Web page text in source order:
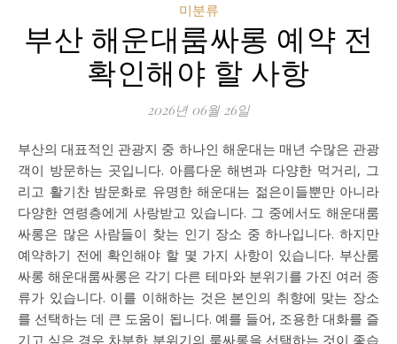
미분류
부산 해운대룸싸롱 예약 전
확인해야 할 사항
2026년 06월 26일
부산의 대표적인 관광지 중 하나인 해운대는 매년 수많은 관광
객이 방문하는 곳입니다. 아름다운 해변과 다양한 먹거리, 그
리고 활기찬 밤문화로 유명한 해운대는 젊은이들뿐만 아니라
다양한 연령층에게 사랑받고 있습니다. 그 중에서도 해운대룸
싸롱은 많은 사람들이 찾는 인기 장소 중 하나입니다. 하지만
예약하기 전에 확인해야 할 몇 가지 사항이 있습니다. 부산룸
싸롱 해운대룸싸롱은 각기 다른 테마와 분위기를 가진 여러 종
류가 있습니다. 이를 이해하는 것은 본인의 취향에 맞는 장소
를 선택하는 데 큰 도움이 됩니다. 예를 들어, 조용한 대화를 즐
기고 싶은 경우 차분한 분위기의 룸싸롱을 선택하는 것이 좋습